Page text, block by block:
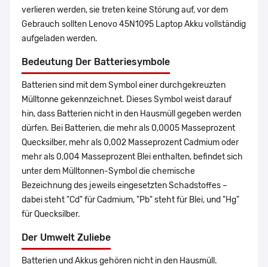
verlieren werden, sie treten keine Störung auf, vor dem
Gebrauch sollten Lenovo 45N1095 Laptop Akku vollständig
aufgeladen werden.
Bedeutung Der Batteriesymbole
Batterien sind mit dem Symbol einer durchgekreuzten
Mülltonne gekennzeichnet. Dieses Symbol weist darauf
hin, dass Batterien nicht in den Hausmüll gegeben werden
dürfen. Bei Batterien, die mehr als 0,0005 Masseprozent
Quecksilber, mehr als 0,002 Masseprozent Cadmium oder
mehr als 0,004 Masseprozent Blei enthalten, befindet sich
unter dem Mülltonnen-Symbol die chemische
Bezeichnung des jeweils eingesetzten Schadstoffes –
dabei steht "Cd" für Cadmium, "Pb" steht für Blei, und "Hg"
für Quecksilber.
Der Umwelt Zuliebe
Batterien und Akkus gehören nicht in den Hausmüll.